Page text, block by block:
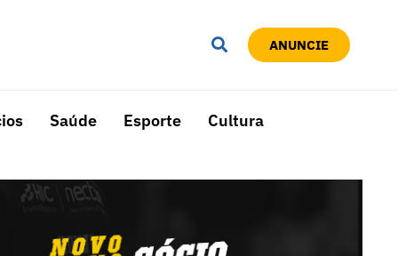
ANUNCIE
Saúde Esporte Cultura